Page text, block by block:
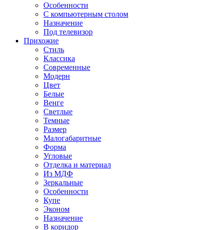
Особенности
С компьютерным столом
Назначение
Под телевизор
Прихожие
Стиль
Классика
Современные
Модерн
Цвет
Белые
Венге
Светлые
Темные
Размер
Малогабаритные
Форма
Угловые
Отделка и материал
Из МДФ
Зеркальные
Особенности
Купе
Эконом
Назначение
В коридор